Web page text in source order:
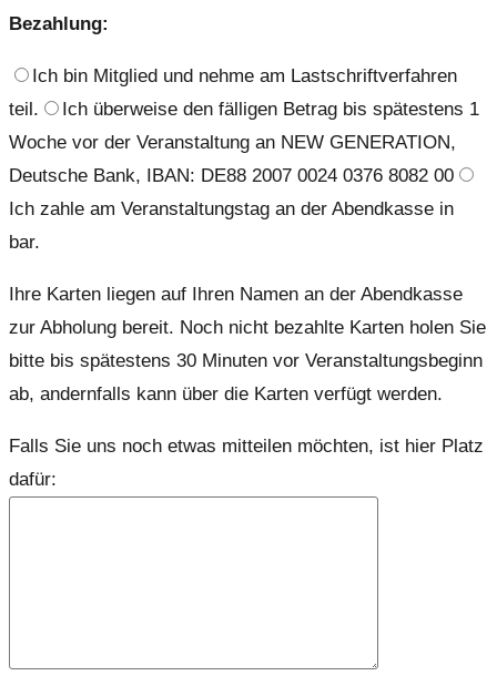
Bezahlung:
Ich bin Mitglied und nehme am Lastschriftverfahren
teil.
Ich überweise den fälligen Betrag bis spätestens 1
Woche vor der Veranstaltung an NEW GENERATION,
Deutsche Bank, IBAN: DE88 2007 0024 0376 8082 00
Ich zahle am Veranstaltungstag an der Abendkasse in
bar.
Ihre Karten liegen auf Ihren Namen an der Abendkasse
zur Abholung bereit. Noch nicht bezahlte Karten holen Sie
bitte bis spätestens 30 Minuten vor Veranstaltungsbeginn
ab, andernfalls kann über die Karten verfügt werden.
Falls Sie uns noch etwas mitteilen möchten, ist hier Platz
dafür: